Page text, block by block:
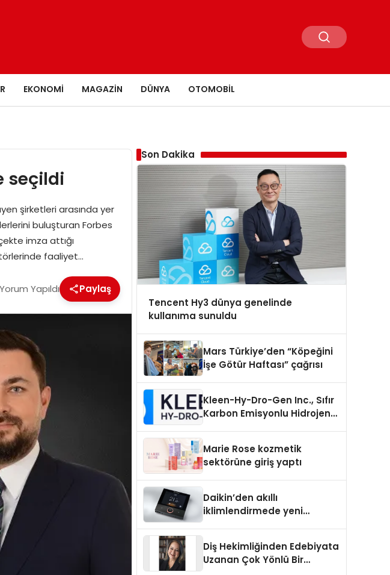
EKONOMI MAGAZIN DÜNYA OTOMOBIL
seçildi
şirketleri arasında yer
buluşturan Forbes
imza attığı
faaliyet…
Yapıldı Paylaş
Son Dakika
Tencent Hy3 dünya genelinde
kullanıma sunuldu
Mars Türkiye’den “Köpeğini
İşe Götür Haftası” çağrısı
Kleen-Hy-Dro-Gen Inc., Sıfır
Karbon Emisyonlu Hidrojen
Aldı
Marie Rose kozmetik
sektörüne giriş yaptı
Daikin’den akıllı
iklimlendirmede yeni
Diş Hekimliğinden Edebiyata
Uzanan Çok Yönlü Bir